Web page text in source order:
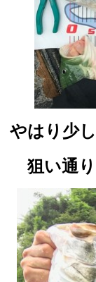
やはり少
狙い通